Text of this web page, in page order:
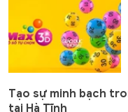
Tạo sự minh bạch
tại Hà Tĩnh